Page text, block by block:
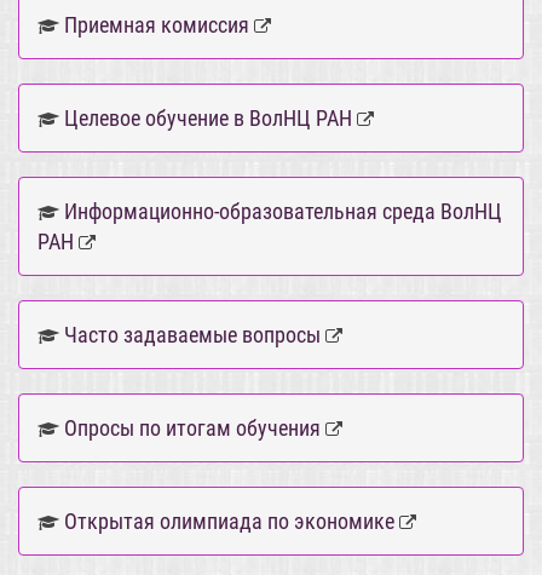
Приемная комиссия
Целевое обучение в ВолНЦ РАН
Информационно-образовательная среда ВолНЦ
РАН
Часто задаваемые вопросы
Опросы по итогам обучения
Открытая олимпиада по экономике